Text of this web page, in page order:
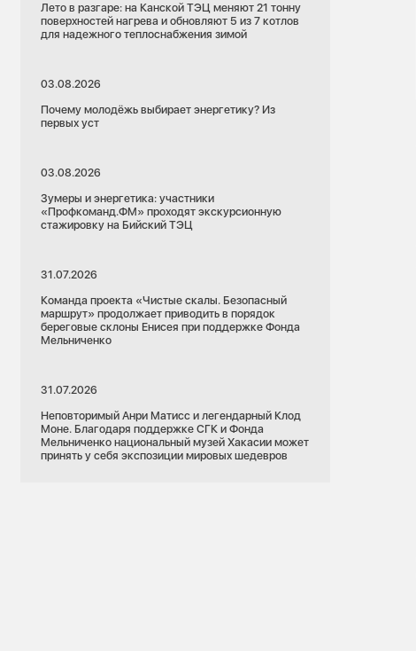
Лето в разгаре: на Канской ТЭЦ меняют 21 тонну
поверхностей нагрева и обновляют 5 из 7 котлов
для надежного теплоснабжения зимой
03.08.2026
Почему молодёжь выбирает энергетику? Из
первых уст
03.08.2026
Зумеры и энергетика: участники
«Профкоманд.ФМ» проходят экскурсионную
стажировку на Бийский ТЭЦ
31.07.2026
Команда проекта «Чистые скалы. Безопасный
маршрут» продолжает приводить в порядок
береговые склоны Енисея при поддержке Фонда
Мельниченко
31.07.2026
Неповторимый Анри Матисс и легендарный Клод
Моне. Благодаря поддержке СГК и Фонда
Мельниченко национальный музей Хакасии может
принять у себя экспозиции мировых шедевров